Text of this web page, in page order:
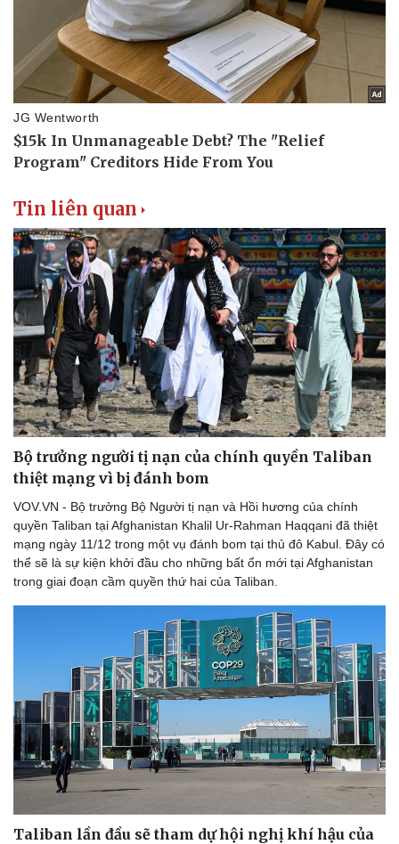
Pháp luật
Vụ án
Tin nóng
Tư vấn luật
Quân sự - Quốc phòng
Vũ khí
Việt Nam
Phân tích
Tin liên quan
Bộ trưởng người tị nạn của chính quyền Taliban
thiệt mạng vì bị đánh bom
VOV.VN - Bộ trưởng Bộ Người tị nạn và Hồi hương của chính
quyền Taliban tại Afghanistan Khalil Ur-Rahman Haqqani đã thiệt
mạng ngày 11/12 trong một vụ đánh bom tại thủ đô Kabul. Đây có
thể sẽ là sự kiện khởi đầu cho những bất ổn mới tại Afghanistan
trong giai đoạn cầm quyền thứ hai của Taliban.
Taliban lần đầu sẽ tham dự hội nghị khí hậu của